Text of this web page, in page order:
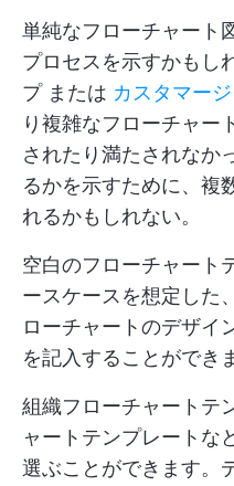
単純なフローチャート
プロセスを示すかもし
プまたは カスタマー
り複雑なフローチャー
されたり満たされなか
るかを示すために、複
れるかもしれない。
空白のフローチャート
ースケースを想定した
ローチャートのデザイ
を記入することができ
組織フローチャートテ
ャートテンプレートな
選ぶことができます。